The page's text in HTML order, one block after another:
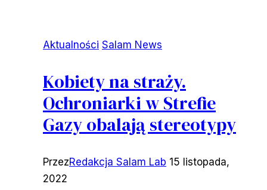
Aktualności Salam News
Kobiety na straży.
Ochroniarki w Strefie
Gazy obalają stereotypy
PrzezRedakcja Salam Lab 15 listopada,
2022